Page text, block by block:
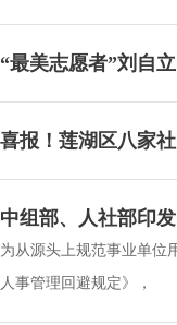
“最美志愿者”刘自
喜报！莲湖区八家
中组部、人社部印
为从源头上规范事业单位
人事管理回避规定》，